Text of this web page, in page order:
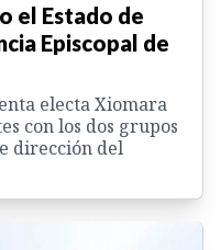
el Estado de
Episcopal de
electa Xiomara
con los dos grupos
dirección del